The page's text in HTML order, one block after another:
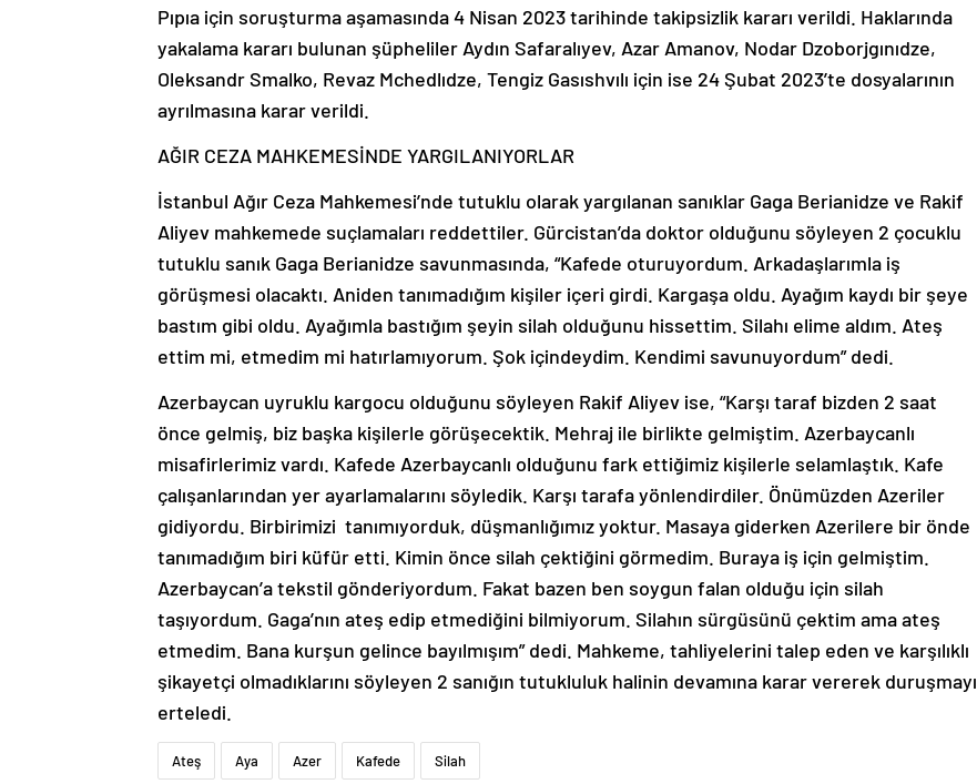
Pıpıa için soruşturma aşamasında 4 Nisan 2023 tarihinde takipsizlik kararı verildi. Haklarında
yakalama kararı bulunan şüpheliler Aydın Safaralıyev, Azar Amanov, Nodar Dzoborjgınıdze,
Oleksandr Smalko, Revaz Mchedlıdze, Tengiz Gasıshvılı için ise 24 Şubat 2023’te dosyalarının
ayrılmasına karar verildi.
AĞIR CEZA MAHKEMESİNDE YARGILANIYORLAR
İstanbul Ağır Ceza Mahkemesi’nde tutuklu olarak yargılanan sanıklar Gaga Berianidze ve Rakif
Aliyev mahkemede suçlamaları reddettiler. Gürcistan’da doktor olduğunu söyleyen 2 çocuklu
tutuklu sanık Gaga Berianidze savunmasında, “Kafede oturuyordum. Arkadaşlarımla iş
görüşmesi olacaktı. Aniden tanımadığım kişiler içeri girdi. Kargaşa oldu. Ayağım kaydı bir şeye
bastım gibi oldu. Ayağımla bastığım şeyin silah olduğunu hissettim. Silahı elime aldım. Ateş
ettim mi, etmedim mi hatırlamıyorum. Şok içindeydim. Kendimi savunuyordum” dedi.
Azerbaycan uyruklu kargocu olduğunu söyleyen Rakif Aliyev ise, “Karşı taraf bizden 2 saat
önce gelmiş, biz başka kişilerle görüşecektik. Mehraj ile birlikte gelmiştim. Azerbaycanlı
misafirlerimiz vardı. Kafede Azerbaycanlı olduğunu fark ettiğimiz kişilerle selamlaştık. Kafe
çalışanlarından yer ayarlamalarını söyledik. Karşı tarafa yönlendirdiler. Önümüzden Azeriler
gidiyordu. Birbirimizi tanımıyorduk, düşmanlığımız yoktur. Masaya giderken Azerilere bir önde
tanımadığım biri küfür etti. Kimin önce silah çektiğini görmedim. Buraya iş için gelmiştim.
Azerbaycan’a tekstil gönderiyordum. Fakat bazen ben soygun falan olduğu için silah
taşıyordum. Gaga’nın ateş edip etmediğini bilmiyorum. Silahın sürgüsünü çektim ama ateş
etmedim. Bana kurşun gelince bayılmışım” dedi. Mahkeme, tahliyelerini talep eden ve karşılıklı
şikayetçi olmadıklarını söyleyen 2 sanığın tutukluluk halinin devamına karar vererek duruşmayı
erteledi.
Ateş Aya Azer Kafede Silah